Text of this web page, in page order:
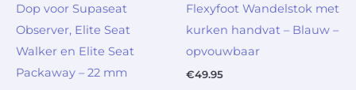
Dop voor Supaseat
Observer, Elite Seat
Walker en Elite Seat
Packaway – 22 mm
Flexyfoot Wandelstok met
kurken handvat – Blauw –
opvouwbaar
€49.95